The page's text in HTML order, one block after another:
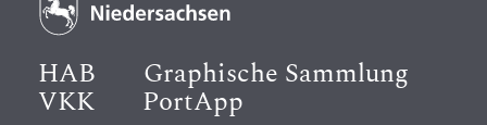
HAB Graphische Sammlung
VKK PortApp